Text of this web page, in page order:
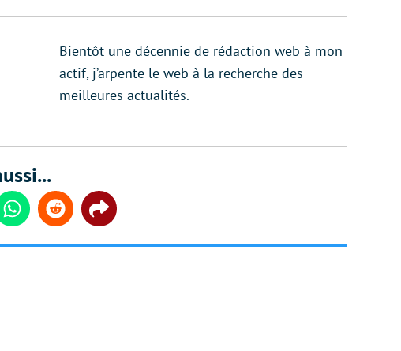
Bientôt une décennie de rédaction web à mon
actif, j’arpente le web à la recherche des
meilleures actualités.
WhatsappReddit Share